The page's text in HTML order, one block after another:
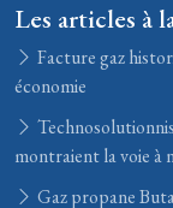
Les articles à
Facture gaz
économie
montraient la voie à
Gaz propane